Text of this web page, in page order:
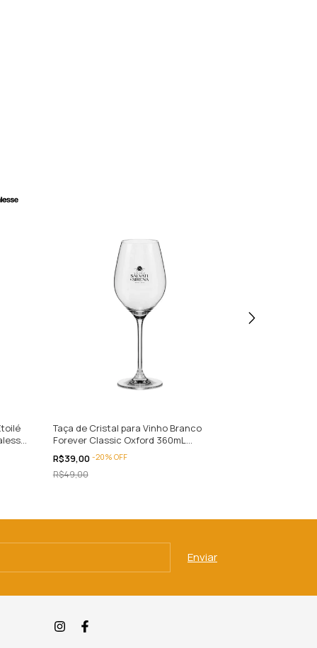
Taça de Cristal para Vinho Branco
Forever Classic Oxford 360mL
Personalizada
R$39,00 -20% OFF
R$49,00